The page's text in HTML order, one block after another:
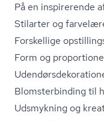
På en inspirerende
Stilarter og
Forskellige
Form og
Blom­ster­bin­ding til
Udsmykning og